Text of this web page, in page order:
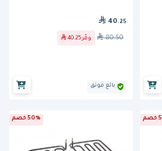
40 .25
80.50 وفّر 40.25
بائع موثق
50% خصم